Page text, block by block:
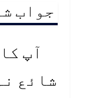
جواب
آپ
شائع